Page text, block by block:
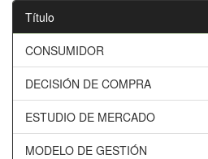
Título
CONSUMIDOR
DECISIÓN DE COMPRA
ESTUDIO DE MERCADO
MODELO DE GESTIÓN